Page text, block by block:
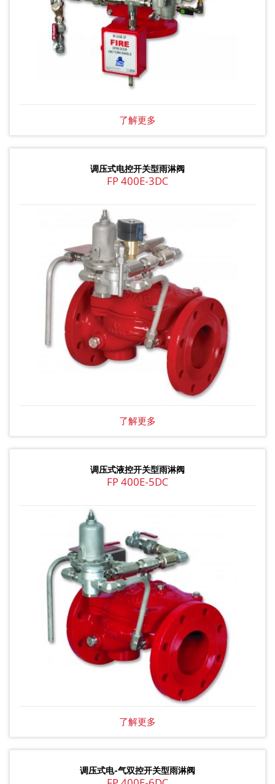
了解更多
调压式电控开关型雨淋阀
FP 400E-3DC
了解更多
调压式液控开关型雨淋阀
FP 400E-5DC
了解更多
调压式电-气双控开关型雨淋阀